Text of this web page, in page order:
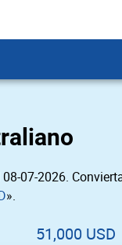
07-2026.
».
51,000 USD